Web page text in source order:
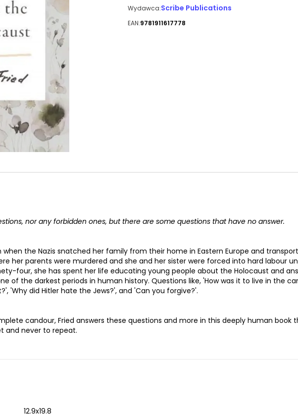
Wydawca:Scribe Publications
EAN:9781911617778
nor any forbidden ones, but there are some questions that have no answer.
when the Nazis snatched her family from their home in Eastern Europe and
her parents were murdered and she and her sister were forced into hard labour
four, she has spent her life educating young people about the Holocaust and
of the darkest periods in human history. Questions like, 'How was it to live in the
'Why did Hitler hate the Jews?', and 'Can you forgive?'.
candour, Fried answers these questions and more in this deeply human book
and never to repeat.
12.9x19.8